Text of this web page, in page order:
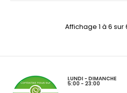
Affichage 1 à 6 sur
LUNDI - DIMANCHE
5:00 - 23:00